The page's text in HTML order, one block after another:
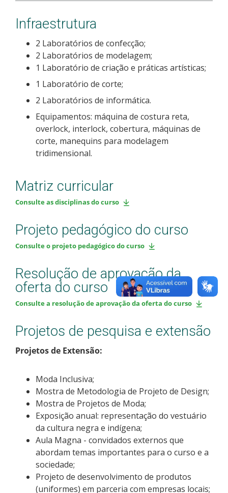
Infraestrutura
2 Laboratórios de confecção;
2 Laboratórios de modelagem;
1 Laboratório de criação e práticas artísticas;
1 Laboratório de corte;
2 Laboratórios de informática.
Equipamentos: máquina de costura reta,
overlock, interlock, cobertura, máquinas de
corte, manequins para modelagem
tridimensional.
Matriz curricular
Consulte as disciplinas do curso
Projeto pedagógico do curso
Consulte o projeto pedagógico do curso
Resolução de aprovação da
oferta do curso
Consulte a resolução de aprovação da oferta do curso
Projetos de pesquisa e extensão
Projetos de Extensão:
Moda Inclusiva;
Mostra de Metodologia de Projeto de Design;
Mostra de Projetos de Moda;
Exposição anual: representação do vestuário
da cultura negra e indígena;
Aula Magna - convidados externos que
abordam temas importantes para o curso e a
sociedade;
Projeto de desenvolvimento de produtos
(uniformes) em parceria com empresas locais;